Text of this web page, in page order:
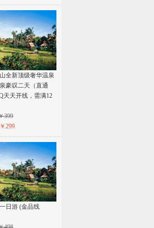
全新顶级奢华温泉
豪叹二天（直通
天天开线，需满12
399
￥299
日游 (金品线